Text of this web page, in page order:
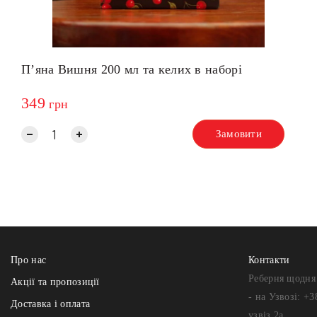
Пʼяна Вишня 200 мл та келих в наборі
349 грн
Замовити
Про нас
Акції та пропозиції
Доставка і оплата
Контакти
Реберня
- на Узвозі: